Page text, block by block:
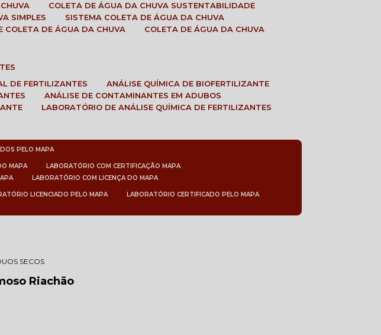
COLETA DE ÁGUA DA CHUVA SUSTENTABILIDADE
SIMPLES
SISTEMA COLETA DE ÁGUA DA CHUVA
COLETA DE ÁGUA DA CHUVA COLETA DE ÁGUA DA CHUVA
DE FERTILIZANTES
ANÁLISE QUÍMICA DE BIOFERTILIZANTE
ANÁLISE DE CONTAMINANTES EM ADUBOS
LABORATÓRIO DE ANÁLISE QUÍMICA DE FERTILIZANTES
PELO MAPA
MAPA
LABORATÓRIO COM CERTIFICAÇÃO MAPA
LABORATÓRIO COM LICENÇA DO MAPA
LICENCIADO PELO MAPA LABORATÓRIO CERTIFICADO PELO MAPA
SECOS
Riachão